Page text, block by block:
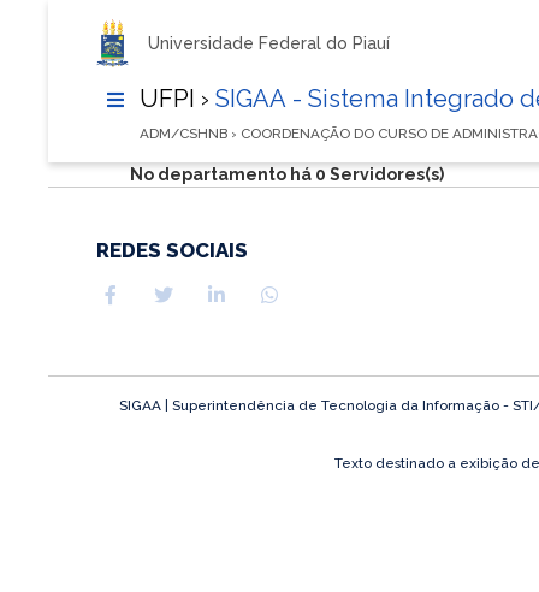
Universidade Federal do Piauí
UFPI › SIGAA - Sistema Integrado
ADM/CSHNB › COORDENAÇÃO DO CURSO DE
No departamento há 0 Servidores(s)
REDES SOCIAIS
SIGAA | Superintendência de Tecnologia da Informação -
Texto destinado a exibição